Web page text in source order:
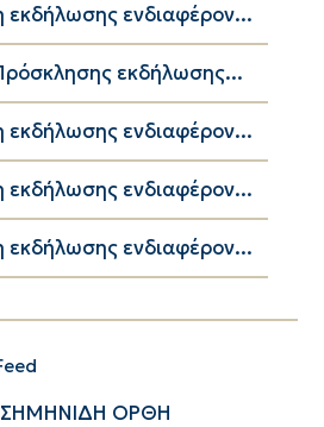
εκδήλωσης ενδιαφέρον...
εκδήλωσης...
εκδήλωσης ενδιαφέρον...
εκδήλωσης ενδιαφέρον...
εκδήλωσης ενδιαφέρον...
ΟΡΘΗ